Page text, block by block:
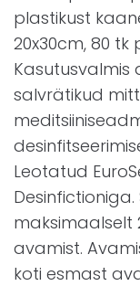
plastikust
20x30cm, 80 tk
Kasutusvalmis
salvrätikud
Leotatud
avamist.
koti esmast